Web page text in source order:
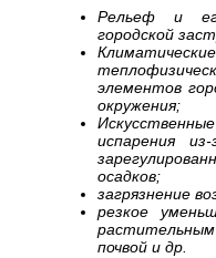
Рельеф и
городской
элементов
окружения;
испарения
осадков;
загрязнение
резкое
почвой и др.